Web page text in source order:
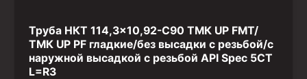
Труба НКТ 114,3×10,92-C90 ТМК UP FMT/
ТМК UP PF гладкие/без высадки с резьбой/с
наружной высадкой с резьбой API Spec 5CT
L=R3